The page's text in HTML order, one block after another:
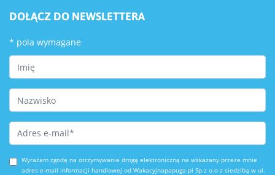
DOŁĄCZ DO NEWSLETTERA
* pola wymagane
First Name
Last Name
Email Address*
Wyrażam zgodę na otrzymywanie drogą elektroniczną na wskazany przeze mnie
adres e-mail informacji handlowej od Wakacyjnapapuga.pl Sp.z o.o z siedzibą w ul.